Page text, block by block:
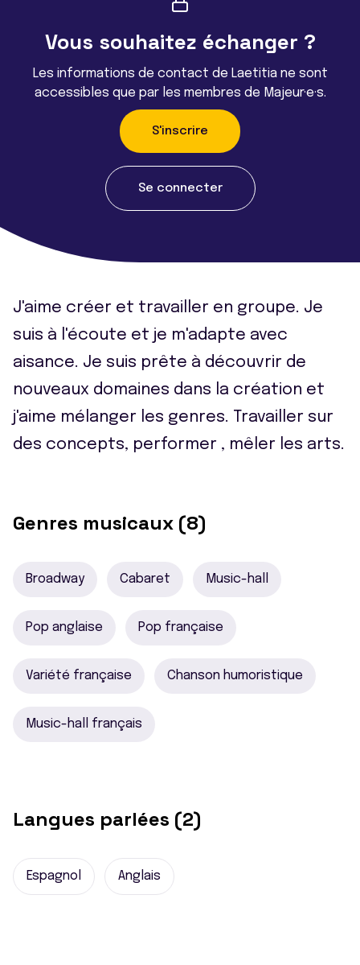
Vous souhaitez échanger ?
Les informations de contact de Laetitia ne sont
accessibles que par les membres de Majeur·e·s.
S'inscrire
Se connecter
J'aime créer et travailler en groupe. Je
suis à l'écoute et je m'adapte avec
aisance. Je suis prête à découvrir de
nouveaux domaines dans la création et
j'aime mélanger les genres. Travailler sur
des concepts, performer , mêler les arts.
Genres musicaux (8)
Broadway Cabaret Music-hall
Pop anglaise Pop française
Variété française Chanson humoristique
Music-hall français
Langues parlées (2)
Espagnol Anglais